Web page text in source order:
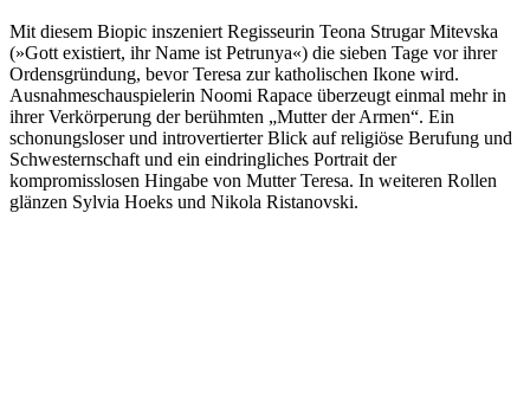
Mit diesem Biopic inszeniert Regisseurin Teona Strugar Mitevska
(»Gott existiert, ihr Name ist Petrunya«) die sieben Tage vor ihrer
Ordensgründung, bevor Teresa zur katholischen Ikone wird.
Ausnahmeschauspielerin Noomi Rapace überzeugt einmal mehr in
ihrer Verkörperung der berühmten „Mutter der Armen“. Ein
schonungsloser und introvertierter Blick auf religiöse Berufung und
Schwesternschaft und ein eindringliches Portrait der
kompromisslosen Hingabe von Mutter Teresa. In weiteren Rollen
glänzen Sylvia Hoeks und Nikola Ristanovski.